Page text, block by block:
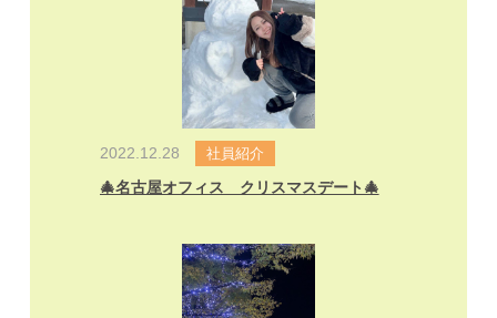
2022.12.28 社員紹介
🎄名古屋オフィス クリスマスデート🎄